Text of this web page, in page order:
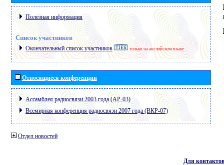
Полезная информация
Список участников
Окончательный список участников только на английском языке
Относящиеся конференции
Ассамблея радиосвязи 2003 года (АР-03)
Всемирная конференция радиосвязи 2007 года (ВКР-07)
Отдел новостей
Для контактов